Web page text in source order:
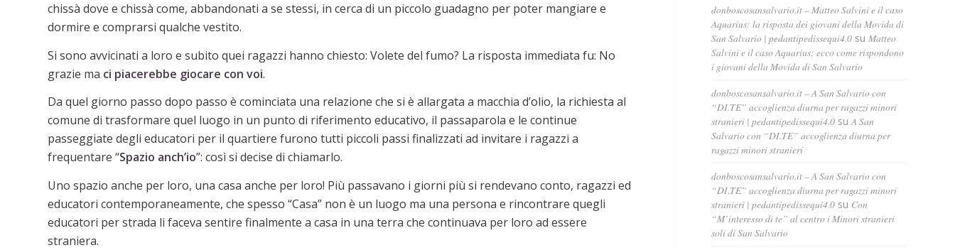
chissà dove e chissà come, abbandonati a se stessi, in cerca di un piccolo guadagno per poter mangiare e
dormire e comprarsi qualche vestito.
Si sono avvicinati a loro e subito quei ragazzi hanno chiesto: Volete del fumo? La risposta immediata fu: No
grazie ma ci piacerebbe giocare con voi.
Da quel giorno passo dopo passo è cominciata una relazione che si è allargata a macchia d’olio, la richiesta al
comune di trasformare quel luogo in un punto di riferimento educativo, il passaparola e le continue
passeggiate degli educatori per il quartiere furono tutti piccoli passi finalizzati ad invitare i ragazzi a
frequentare “Spazio anch’io”: così si decise di chiamarlo.
Uno spazio anche per loro, una casa anche per loro! Più passavano i giorni più si rendevano conto, ragazzi ed
educatori contemporaneamente, che spesso “Casa” non è un luogo ma una persona e rincontrare quegli
educatori per strada li faceva sentire finalmente a casa in una terra che continuava per loro ad essere
straniera.
donboscosansalvario.it – Matteo Salvini e il caso
Aquarius: la risposta dei giovani della Movida di
San Salvario | pedantipedissequi4.0 suMatteo
Salvini e il caso Aquarius: ecco come rispondono
i giovani della Movida di San Salvario
donboscosansalvario.it – A San Salvario con
“DI.TE” accoglienza diurna per ragazzi minori
stranieri | pedantipedissequi4.0 suA San
Salvario con “DI.TE” accoglienza diurna per
ragazzi minori stranieri
donboscosansalvario.it – A San Salvario con
“DI.TE” accoglienza diurna per ragazzi minori
stranieri | pedantipedissequi4.0 su Con
“M’interesso di te” al centro i Minori stranieri
soli di San Salvario